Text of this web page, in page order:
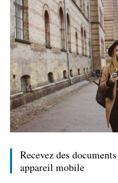
Recevez des
appareil mobile